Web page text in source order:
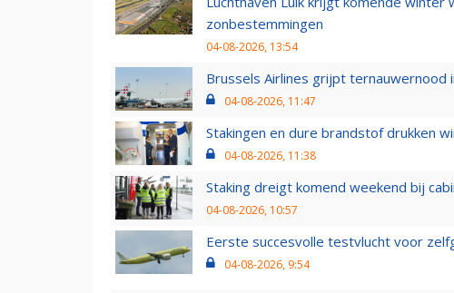
zonbestemmingen
04-08-2026, 13:54
Brussels Airlines grijpt
04-08-2026, 11:47
Stakingen en dure brandstof drukken
04-08-2026, 11:38
Staking dreigt komend weekend bij
04-08-2026, 10:57
Eerste succesvolle testvlucht voor
04-08-2026, 9:54